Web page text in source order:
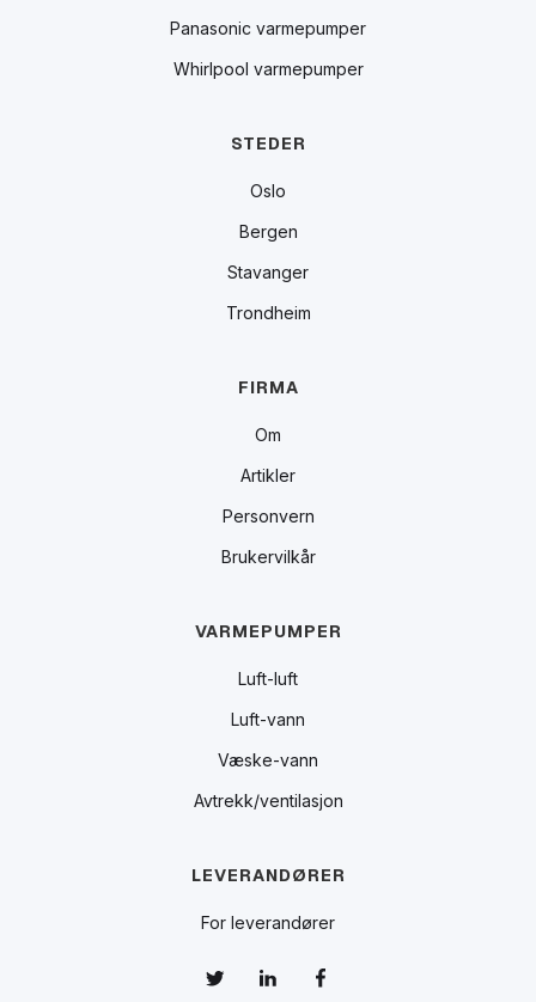
Panasonic varmepumper
Whirlpool varmepumper
STEDER
Oslo
Bergen
Stavanger
Trondheim
FIRMA
Om
Artikler
Personvern
Brukervilkår
VARMEPUMPER
Luft-luft
Luft-vann
Væske-vann
Avtrekk/ventilasjon
LEVERANDØRER
For leverandører